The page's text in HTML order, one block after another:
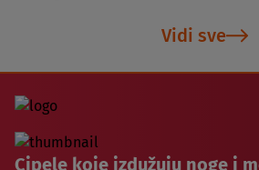
Vidi sve
Cipele koje izdužuju noge i